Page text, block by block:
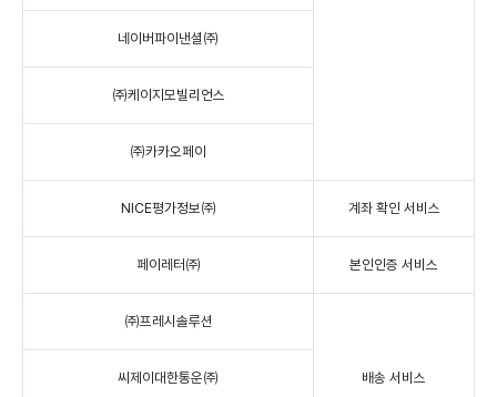
네이버파이낸셜㈜
㈜케이지모빌리언스
㈜카카오페이
NICE평가정보㈜ 계좌 확인 서비스
페이레터㈜ 본인인증 서비스
㈜프레시솔루션
배송 서비스
씨제이대한통운㈜